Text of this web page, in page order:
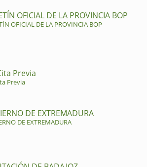
OFICIAL DE LA PROVINCIA BOP
OFICIAL DE LA PROVINCIA BOP
Previa
Previa
DE EXTREMADURA
DE EXTREMADURA